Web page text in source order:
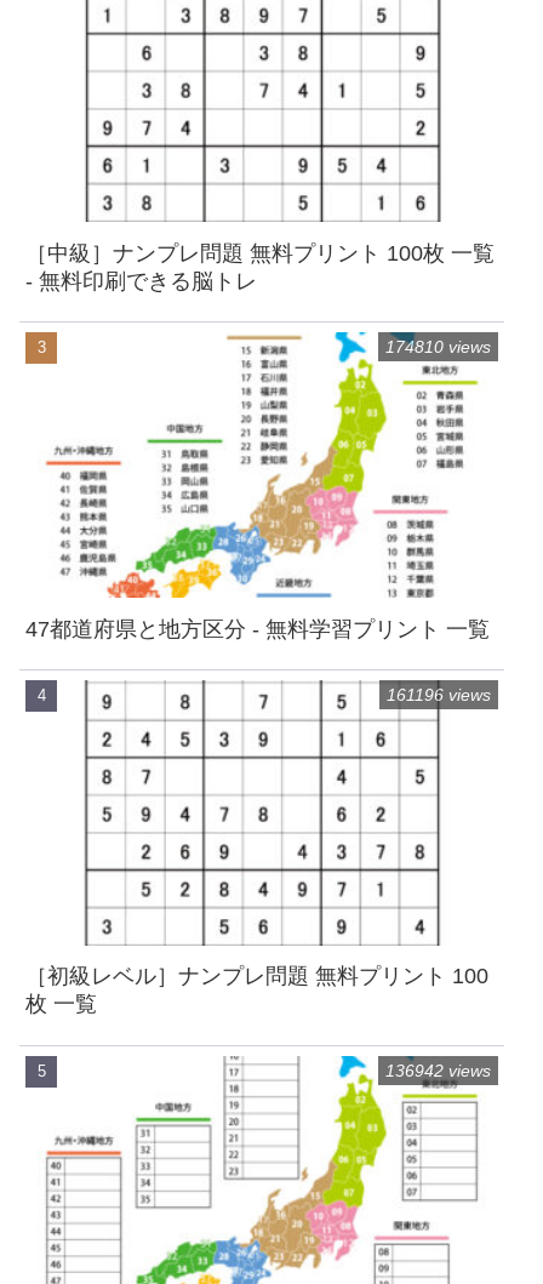
［中級］ナンプレ問題 無料プリント 100枚 一覧
- 無料印刷できる脳トレ
47都道府県と地方区分 - 無料学習プリント 一覧
174810 views
［初級レベル］ナンプレ問題 無料プリント 100
枚 一覧
161196 views
136942 views